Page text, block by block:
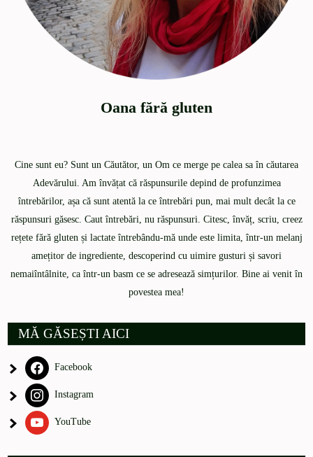
Oana fără gluten
Cine sunt eu? Sunt un Căutător, un Om ce merge pe calea sa în căutarea
Adevărului. Am învățat că răspunsurile depind de profunzimea
întrebărilor, așa că sunt atentă la ce întrebări pun, mai mult decât la ce
răspunsuri găsesc. Caut întrebări, nu răspunsuri. Citesc, învăț, scriu, creez
rețete fără gluten și lactate întrebându-mă unde este limita, într-un melanj
amețitor de ingrediente, descoperind cu uimire gusturi și savori
nemaiîntâlnite, ca într-un basm ce se adresează simțurilor. Bine ai venit în
povestea mea!
MĂ GĂSEȘTI AICI
Facebook
Instagram
YouTube